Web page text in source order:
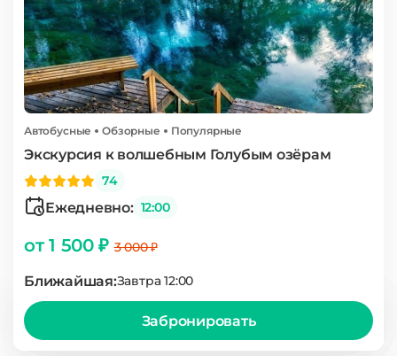
Автобусные Обзорные Популярные
Экскурсия к волшебным Голубым озёрам
74
Ежедневно: 12:00
от 1 500 ₽3 000 ₽
Ближайшая:Завтра 12:00
Забронировать